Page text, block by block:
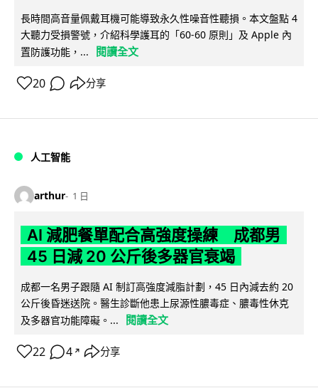
長時間高音量佩戴耳機可能導致永久性噪音性聽損。本文盤點 4
大聽力受損警號，介紹科學護耳的「60-60 原則」及 Apple 內
置防護功能，...
閱讀全文
20 分享
人工智能
arthur 1 日
AI 減肥餐單配合高強度操練 成都男
45 日減 20 公斤後多器官衰竭
成都一名男子跟隨 AI 制訂高強度減脂計劃，45 日內減去約 20
公斤後昏迷送院。醫生診斷他患上尿源性膿毒症、膿毒性休克
及多器官功能障礙。...
閱讀全文
22 4 ↗ 分享